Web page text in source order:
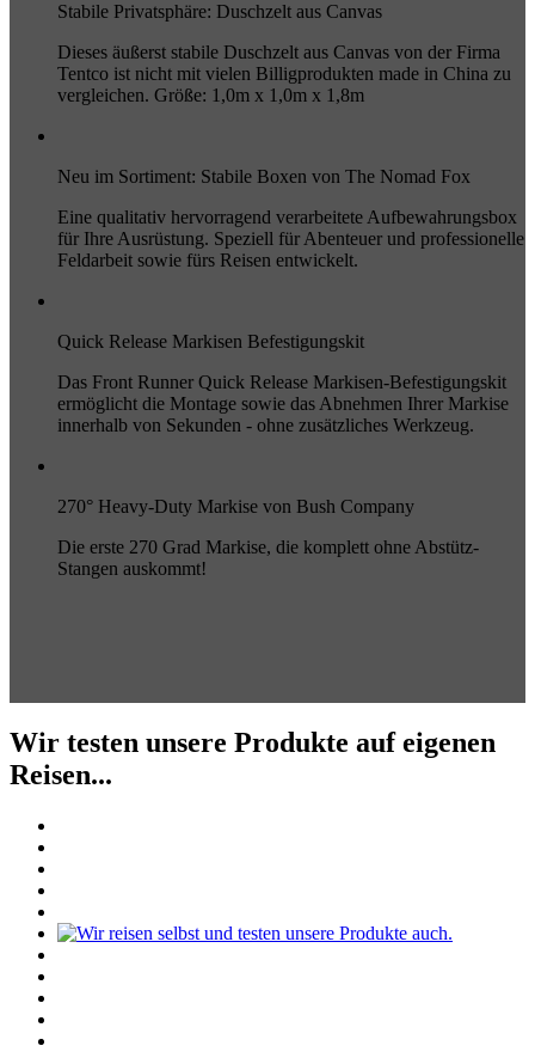
Stabile Privatsphäre: Duschzelt aus Canvas
Dieses äußerst stabile Duschzelt aus Canvas von der Firma
Tentco ist nicht mit vielen Billigprodukten made in China zu
vergleichen. Größe: 1,0m x 1,0m x 1,8m
Neu im Sortiment: Stabile Boxen von The Nomad Fox
Eine qualitativ hervorragend verarbeitete Aufbewahrungsbox
für Ihre Ausrüstung. Speziell für Abenteuer und professionelle
Feldarbeit sowie fürs Reisen entwickelt.
Quick Release Markisen Befestigungskit
Das Front Runner Quick Release Markisen-Befestigungskit
ermöglicht die Montage sowie das Abnehmen Ihrer Markise
innerhalb von Sekunden - ohne zusätzliches Werkzeug.
270° Heavy-Duty Markise von Bush Company
Die erste 270 Grad Markise, die komplett ohne Abstütz-
Stangen auskommt!
Wir testen unsere Produkte auf eigenen
Reisen...